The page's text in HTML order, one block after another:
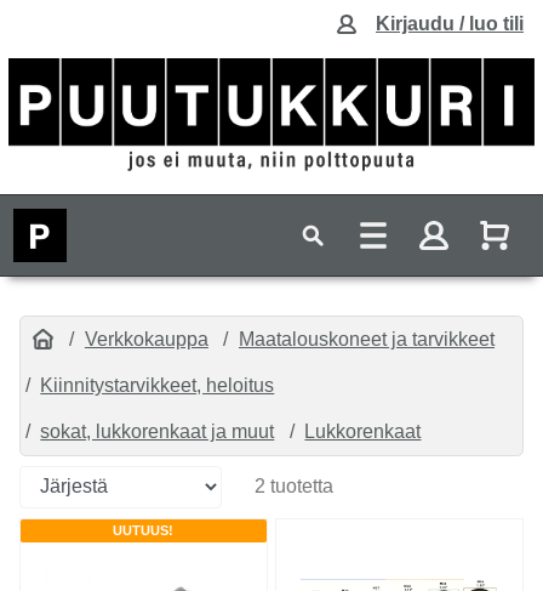
Kirjaudu / luo tili
Verkkokauppa Maatalouskoneet ja tarvikkeet
Kiinnitystarvikkeet, heloitus
sokat, lukkorenkaat ja muut Lukkorenkaat
2 tuotetta
UUTUUS!